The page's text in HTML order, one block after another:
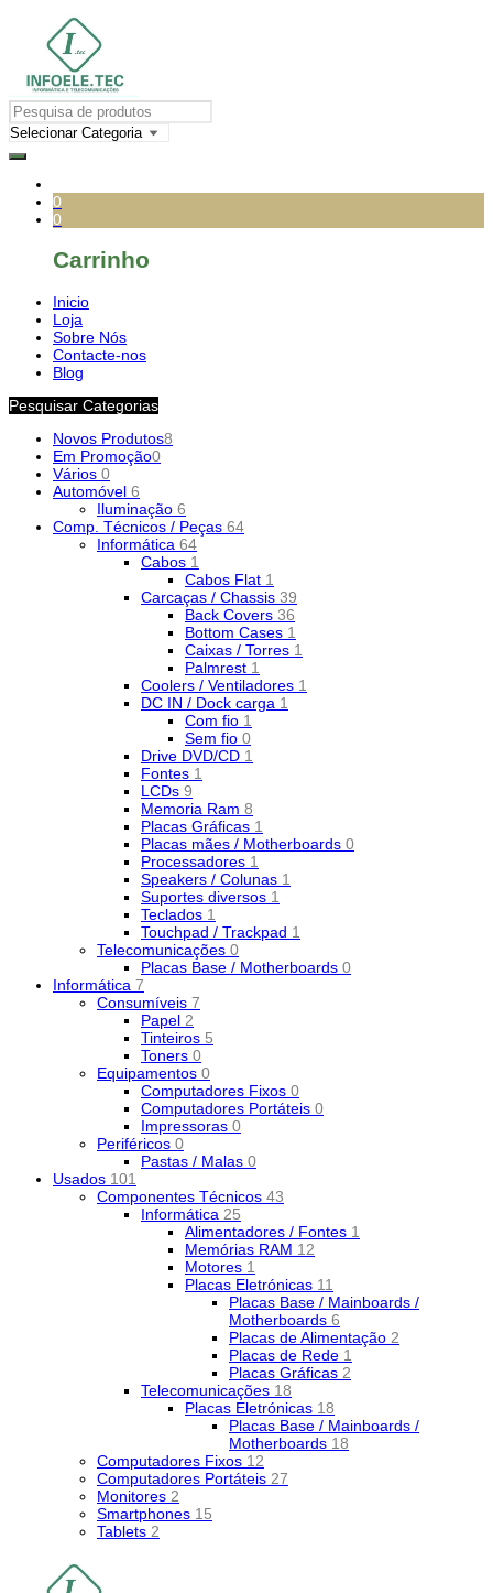
0
0
Carrinho
Inicio
Loja
Sobre Nós
Contacte-nos
Blog
Pesquisar Categorias
Novos Produtos8
Em Promoção0
Vários 0
Automóvel 6
Iluminação 6
Comp. Técnicos / Peças 64
Informática 64
Cabos 1
Cabos Flat 1
Carcaças / Chassis 39
Back Covers 36
Bottom Cases 1
Caixas / Torres 1
Palmrest 1
Coolers / Ventiladores 1
DC IN / Dock carga 1
Com fio 1
Sem fio 0
Drive DVD/CD 1
Fontes 1
LCDs 9
Memoria Ram 8
Placas Gráficas 1
Placas mães / Motherboards 0
Processadores 1
Speakers / Colunas 1
Suportes diversos 1
Teclados 1
Touchpad / Trackpad 1
Telecomunicações 0
Placas Base / Motherboards 0
Informática 7
Consumíveis 7
Papel 2
Tinteiros 5
Toners 0
Equipamentos 0
Computadores Fixos 0
Computadores Portáteis 0
Impressoras 0
Periféricos 0
Pastas / Malas 0
Usados 101
Componentes Técnicos 43
Informática 25
Alimentadores / Fontes 1
Memórias RAM 12
Motores 1
Placas Eletrónicas 11
Placas Base / Mainboards /
Motherboards 6
Placas de Alimentação 2
Placas de Rede 1
Placas Gráficas 2
Telecomunicações 18
Placas Eletrónicas 18
Placas Base / Mainboards /
Motherboards 18
Computadores Fixos 12
Computadores Portáteis 27
Monitores 2
Smartphones 15
Tablets 2